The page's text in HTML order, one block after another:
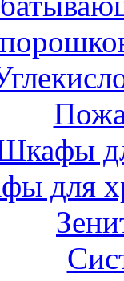
для